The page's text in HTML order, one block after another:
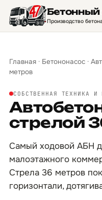
Бетонный
Производство
Главная · Бетононасос ·
метров
СОБСТВЕННАЯ ТЕХНИКА И
стрелой
Самый ходовой АБН
малоэтажного
Стрела 36 метров
горизонтали,